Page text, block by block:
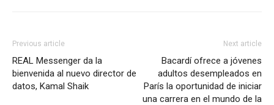
Previous article
REAL Messenger da la
bienvenida al nuevo director de
datos, Kamal Shaik
Next article
Bacardí ofrece a jóvenes
adultos desempleados en
París la oportunidad de iniciar
una carrera en el mundo de la